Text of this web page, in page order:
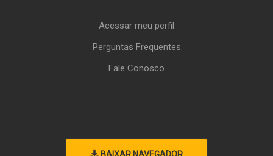
Acessar meu perfil
Perguntas Frequentes
Fale Conosco
BAIXAR NAVEGADOR